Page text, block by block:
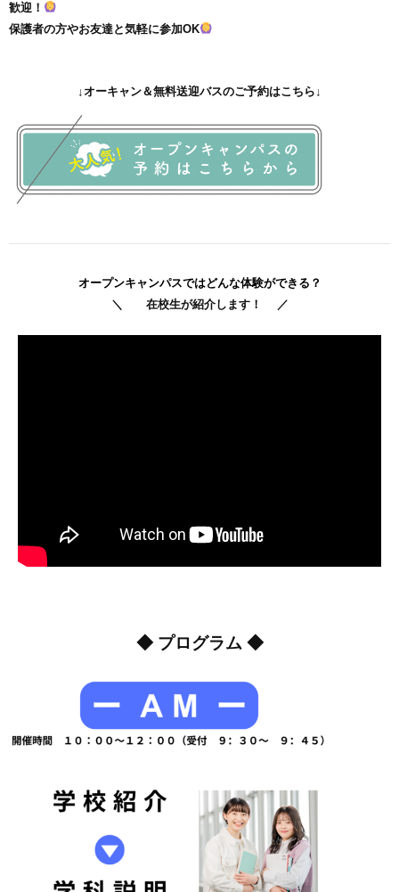
歓迎！
保護者の方やお友達と気軽に参加OK
↓オーキャン＆無料送迎バスのご予約はこちら↓
オープンキャンパスではどんな体験ができる？
＼ 在校生が紹介します！ ／
◆ プログラム ◆